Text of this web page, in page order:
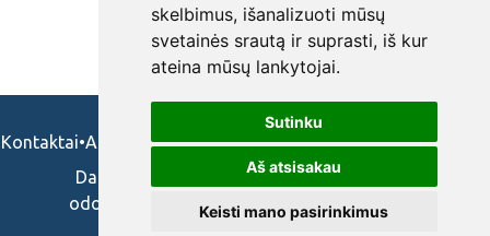
skelbimus, išanalizuoti mūsų
svetainės srautą ir suprasti, iš kur
ateina mūsų lankytojai.
Sutinku
Aš atsisakau
Keisti mano pasirinkimus
Kontaktai•Apie mus•Naudojimosi taisykės•Privatumo politika
Darbo skelbimai ir pasiūlymai: gydytojams,
odontologams, slaugytojams, veterinarams,